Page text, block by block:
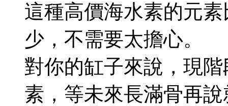
這種高價海水素的元
少，不需要太擔心。
對你的缸子來說，現
素，等未來長滿骨再